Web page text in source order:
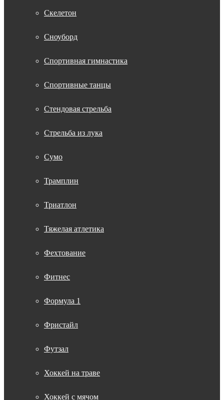
Скелетон
Сноуборд
Спортивная гимнастика
Спортивные танцы
Стендовая стрельба
Стрельба из лука
Сумо
Трамплин
Триатлон
Тяжелая атлетика
Фехтование
Фитнес
Формула 1
Фристайл
Футзал
Хоккей на траве
Хоккей с мячом